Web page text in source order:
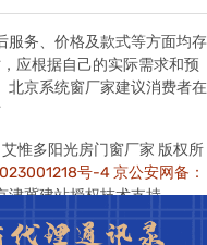
服务、价格及款式等方面均存
应根据自己的实际需求和预
北京系统窗厂家建议消费者在
惟多阳光房门窗厂家 版权所
号-4 京公安网备：
津冀建站授权技术支持
鉴别所上传图片文字视频等
及时通知联系普法志愿服务